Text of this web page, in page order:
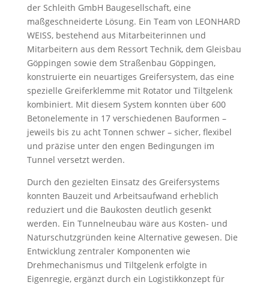
der Schleith GmbH Baugesellschaft, eine
maßgeschneiderte Lösung. Ein Team von LEONHARD
WEISS, bestehend aus Mitarbeiterinnen und
Mitarbeitern aus dem Ressort Technik, dem Gleisbau
Göppingen sowie dem Straßenbau Göppingen,
konstruierte ein neuartiges Greifersystem, das eine
spezielle Greiferklemme mit Rotator und Tiltgelenk
kombiniert. Mit diesem System konnten über 600
Betonelemente in 17 verschiedenen Bauformen –
jeweils bis zu acht Tonnen schwer – sicher, flexibel
und präzise unter den engen Bedingungen im
Tunnel versetzt werden.
Durch den gezielten Einsatz des Greifersystems
konnten Bauzeit und Arbeitsaufwand erheblich
reduziert und die Baukosten deutlich gesenkt
werden. Ein Tunnelneubau wäre aus Kosten- und
Naturschutzgründen keine Alternative gewesen. Die
Entwicklung zentraler Komponenten wie
Drehmechanismus und Tiltgelenk erfolgte in
Eigenregie, ergänzt durch ein Logistikkonzept für